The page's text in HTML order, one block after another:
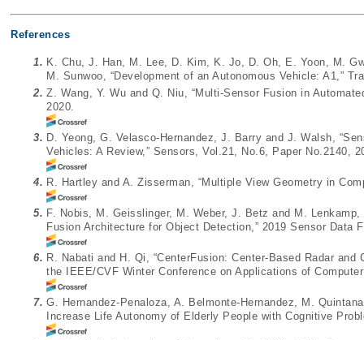
References
1. K. Chu, J. Han, M. Lee, D. Kim, K. Jo, D. Oh, E. Yoon, M.
M. Sunwoo, “Development of an Autonomous Vehicle: A1,”
2. Z. Wang, Y. Wu and Q. Niu, “Multi-Sensor Fusion in
2020.
3. D. Yeong, G. Velasco-Hernandez, J. Barry and J. Walsh,
Vehicles: A Review,” Sensors, Vol.21, No.6, Paper No.2140,
4. R. Hartley and A. Zisserman, “Multiple View Geometry in
5. F. Nobis, M. Geisslinger, M. Weber, J. Betz and M. Lenkamp,
Fusion Architecture for Object Detection,” 2019 Sensor
6. R. Nabati and H. Qi, “CenterFusion: Center-Based Radar
the IEEE/CVF Winter Conference on Applications of
7. G. Hernandez-Penaloza, A. Belmonte-Hernandez, M.
Increase Life Autonomy of Elderly People with Cognitive